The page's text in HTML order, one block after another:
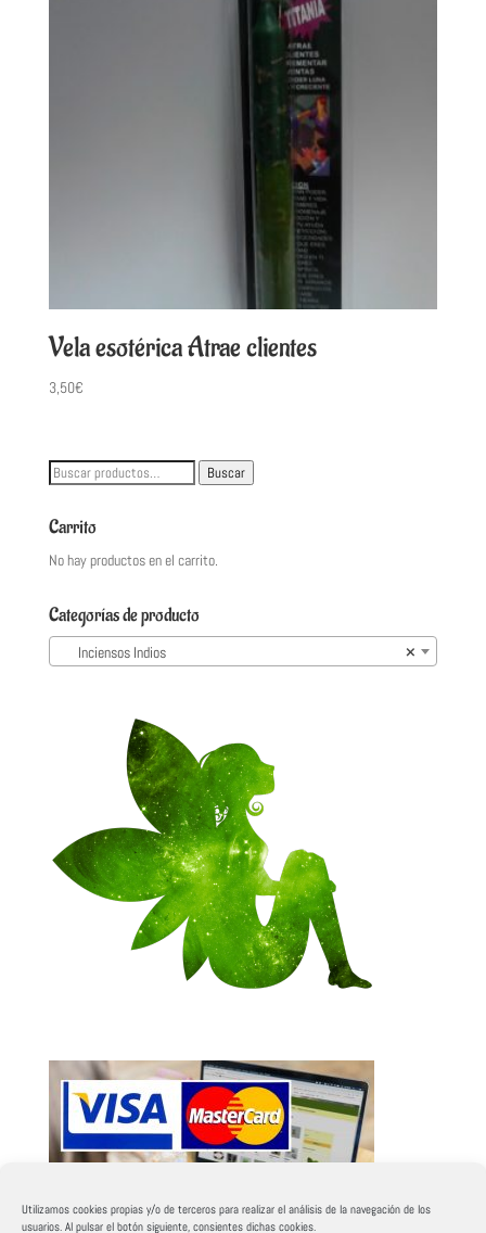
Utilizamos cookies propias y/o de terceros para realizar el análisis de la navegación de los
usuarios. Al pulsar el botón siguiente, consientes dichas cookies.
Vela esotérica Atrae clientes
3,50€
Buscar
Buscar
Carrito
No hay productos en el carrito.
Categorías de producto
×
Inciensos Indios